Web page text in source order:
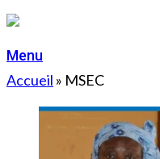
Menu
Accueil » MSEC